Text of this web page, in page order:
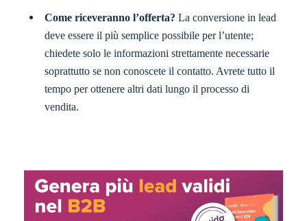
Come riceveranno l’offerta? La conversione in lead
deve essere il più semplice possibile per l’utente;
chiedete solo le informazioni strettamente necessarie
soprattutto se non conoscete il contatto. Avrete tutto il
tempo per ottenere altri dati lungo il processo di
vendita.